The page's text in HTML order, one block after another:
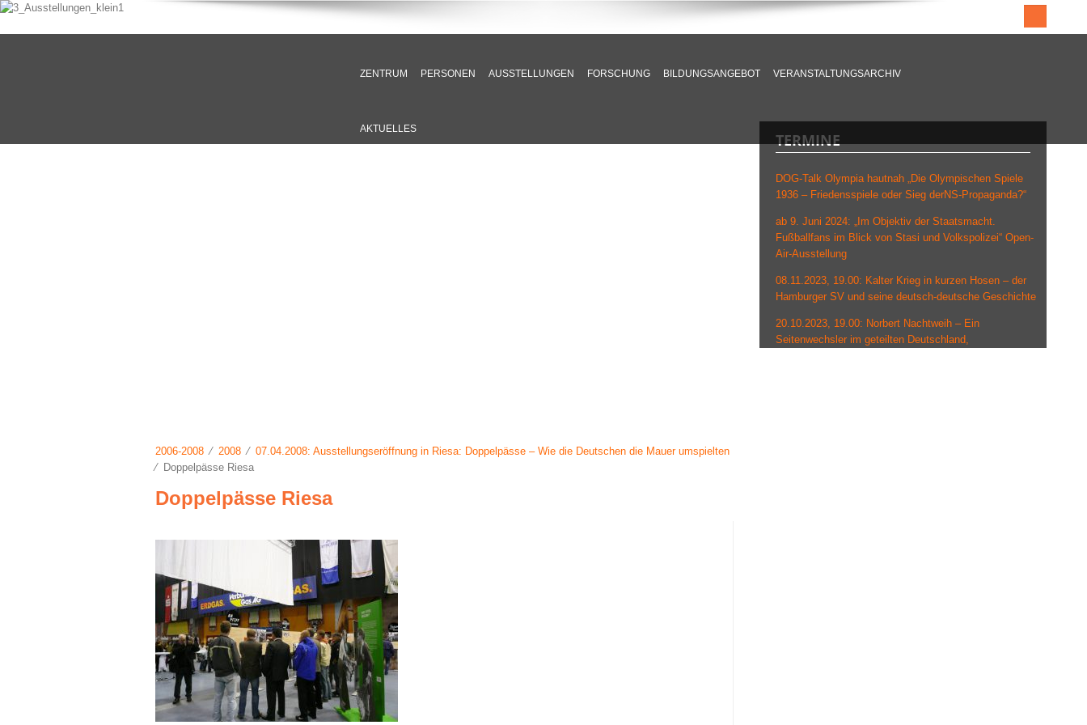
ZENTRUM PERSONEN AUSSTELLUNGEN FORSCHUNG BILDUNGSANGEBOT VERANSTALTUNGSARCHIV
AKTUELLES
2006-2008 ⁄ 2008 ⁄ 07.04.2008: Ausstellungseröffnung in Riesa: Doppelpässe – Wie die Deutschen die Mauer umspielten
⁄ Doppelpässe Riesa
Doppelpässe Riesa
TERMINE
DOG-Talk Olympia hautnah „Die Olympischen Spiele
1936 – Friedensspiele oder Sieg derNS-Propaganda?“
ab 9. Juni 2024: „Im Objektiv der Staatsmacht.
Fußballfans im Blick von Stasi und Volkspolizei“ Open-
Air-Ausstellung
08.11.2023, 19.00: Kalter Krieg in kurzen Hosen – der
Hamburger SV und seine deutsch-deutsche Geschichte
20.10.2023, 19.00: Norbert Nachtweih – Ein
Seitenwechsler im geteilten Deutschland,